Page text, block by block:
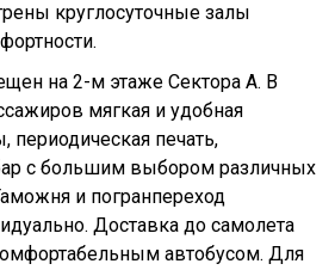
круглосуточные залы
на 2-м этаже Сектора А. В
мягкая и удобная
периодическая печать,
с большим выбором различных
и погранпереход
Доставка до самолета
автобусом. Для